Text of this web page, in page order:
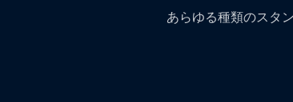
あらゆる種類のスタ